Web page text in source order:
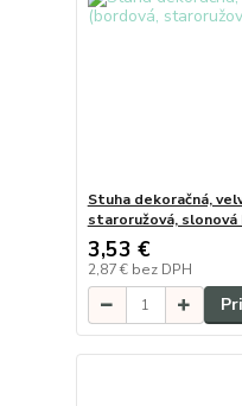
Stuha dekoračná,
staroružová, slonová
3,53 €
2,87 € bez DPH